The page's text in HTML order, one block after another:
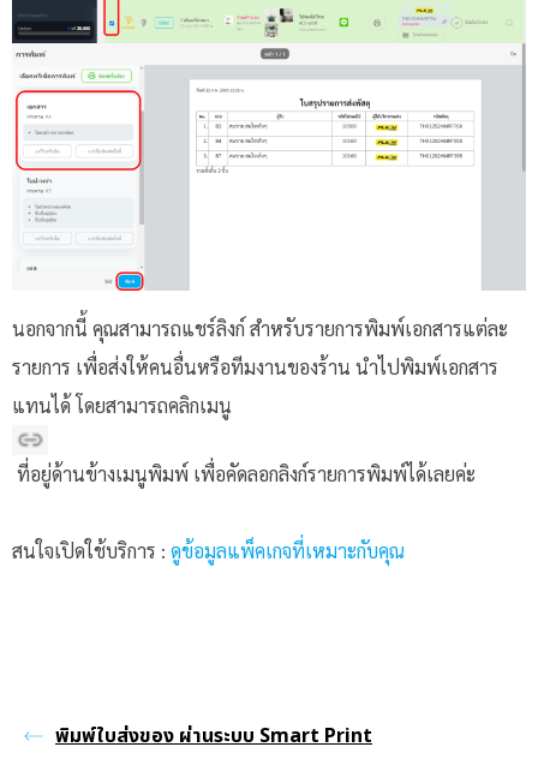
นอกจากนี้ คุณสามารถแชร์ลิงก์ สำหรับรายการพิมพ์เอกสารแต่ละ
รายการ เพื่อส่งให้คนอื่นหรือทีมงานของร้าน นำไปพิมพ์เอกสาร
แทนได้ โดยสามารถคลิกเมนู
ที่อยู่ด้านข้างเมนูพิมพ์ เพื่อคัดลอกลิงก์รายการพิมพ์ได้เลยค่ะ
สนใจเปิดใช้บริการ : ดูข้อมูลแพ็คเกจที่เหมาะกับคุณ
พิมพ์ใบส่งของ ผ่านระบบ Smart Print